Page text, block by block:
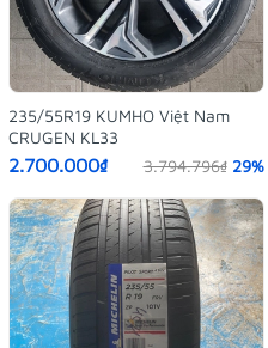
235/55R19 KUMHO Việt Nam
CRUGEN KL33
2.700.000₫ 3.794.796₫ 29%